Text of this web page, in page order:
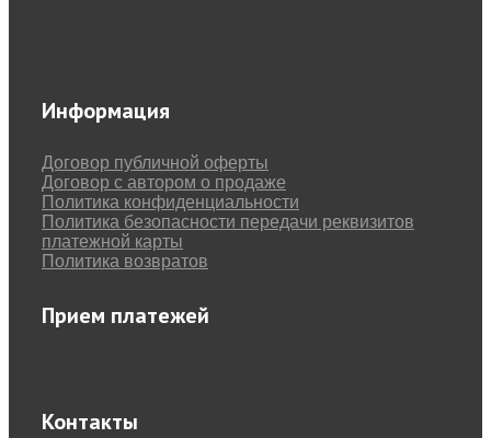
Информация
Договор публичной оферты
Договор с автором о продаже
Политика конфиденциальности
Политика безопасности передачи реквизитов
платежной карты
Политика возвратов
Прием платежей
Контакты